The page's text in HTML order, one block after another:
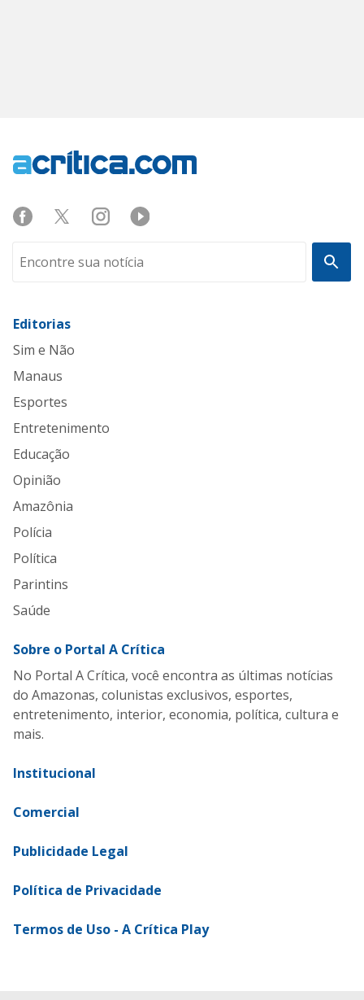
Editorias
Sim e Não
Manaus
Esportes
Entretenimento
Educação
Opinião
Amazônia
Polícia
Política
Parintins
Saúde
Sobre o Portal A Crítica
No Portal A Crítica, você encontra as últimas notícias
do Amazonas, colunistas exclusivos, esportes,
entretenimento, interior, economia, política, cultura e
mais.
Institucional
Comercial
Publicidade Legal
Política de Privacidade
Termos de Uso - A Crítica Play